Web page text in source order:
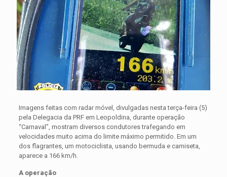
Imagens feitas com radar móvel, divulgadas nesta terça-feira (5)
pela Delegacia da PRF em Leopoldina, durante operação
“Carnaval”, mostram diversos condutores trafegando em
velocidades muito acima do limite máximo permitido. Em um
dos flagrantes, um motociclista, usando bermuda e camiseta,
aparece a 166 km/h.
A operação